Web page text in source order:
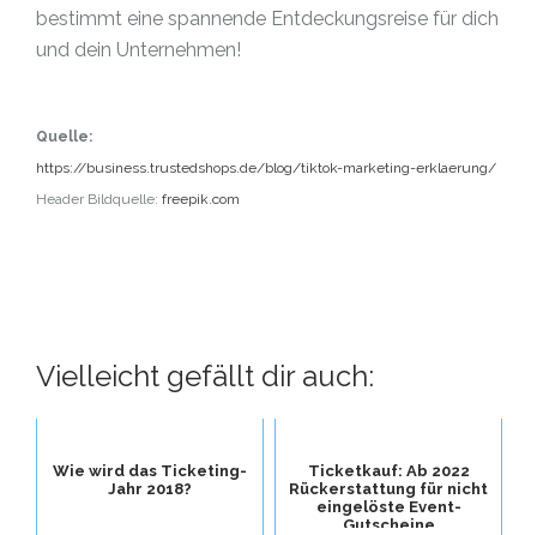
bestimmt eine spannende Entdeckungsreise für dich
und dein Unternehmen!
Quelle:
https://business.trustedshops.de/blog/tiktok-marketing-erklaerung/
Header Bildquelle: freepik.com
Vielleicht gefällt dir auch:
Wie wird das Ticketing-
Jahr 2018?
Ticketkauf: Ab 2022
Rückerstattung für nicht
eingelöste Event-
Gutscheine